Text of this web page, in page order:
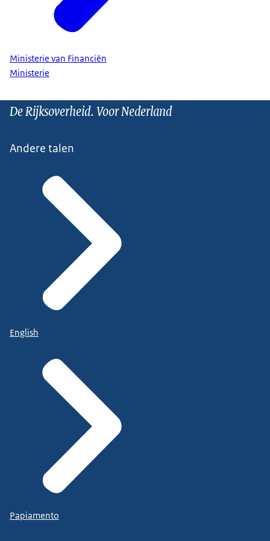
Ministerie van Financiën
Ministerie
De Rijksoverheid. Voor Nederland
Andere talen
English
Papiamento